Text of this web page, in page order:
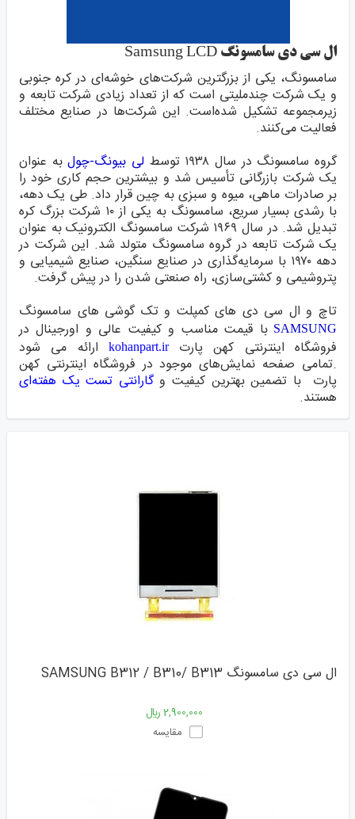
ال سی دی سامسونگ Samsung LCD
سامسونگ، یکی از بزرگترین شرکت‌های خوشه‌ای در کره جنوبی
و یک شرکت چندملیتی است که از تعداد زیادی شرکت تابعه و
زیرمجموعه تشکیل شده‌است. این شرکت‌ها در صنایع مختلف
فعالیت می‌کنند.
گروهسامسونگ در سال ۱۹۳۸ توسط لی بیونگ-چولبه عنوان
یک شرکت بازرگانی تأسیس شد و بیشترین حجم کاری خود را
بر صادرات ماهی، میوه و سبزی به چین قرار داد. طی یک دهه،
با رشدی بسیار سریع، سامسونگ به یکی از ۱۰ شرکت بزرگ کره
تبدیل شد. در سال ۱۹۶۹ شرکت سامسونگ الکترونیک به عنوان
یک شرکت تابعه در گروه سامسونگ متولد شد. این شرکت در
دهه ۱۹۷۰ با سرمایه‌گذاری در صنایع سنگین، صنایع شیمیایی و
پتروشیمی و کشتی‌سازی، راه صنعتی شدن را در پیش گرفت.
تاچ و ال سی دی های کمپلت و تک گوشی های سامسونگ
SAMSUNG با قیمت مناسب و کیفیت عالی و اورجینال در
فروشگاه اینترنتی کهن پارت kohanpart.ir ارائه می شود
.تمامی صفحه نمایش‌های موجود در فروشگاه اینترنتی کهن
پارت با تضمین بهترین کیفیت وگارانتی تست یک هفته‌ای
هستند.
ال سی دی سامسونگ SAMSUNG B312 / B310/ B313
2,900,000 ﷼
مقایسه